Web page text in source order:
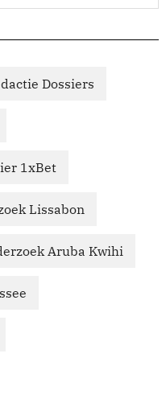
Dossiers
1xBet
Lissabon
Aruba Kwihi